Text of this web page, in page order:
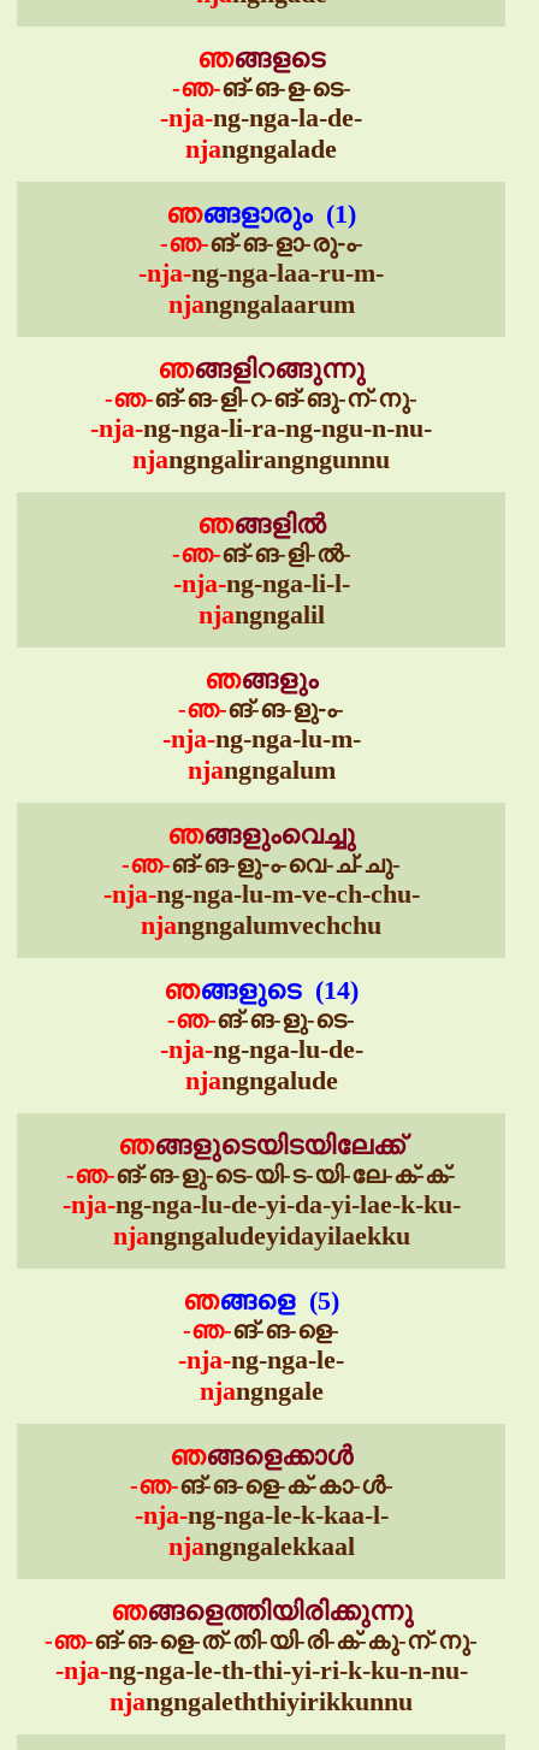
ഞങ്ങളടെ
-ഞ-ങ്-ങ-ള-ടെ-
-nja-ng-nga-la-de-
njangngalade
ഞങ്ങളാരും (1)
-ഞ-ങ്-ങ-ളാ-രു-ം-
-nja-ng-nga-laa-ru-m-
njangngalaarum
ഞങ്ങളിറങ്ങുന്നു
-ഞ-ങ്-ങ-ളി-റ-ങ്-ങു-ന്-നു-
-nja-ng-nga-li-ra-ng-ngu-n-nu-
njangngalirangngunnu
ഞങ്ങളിൽ
-ഞ-ങ്-ങ-ളി-ൽ-
-nja-ng-nga-li-l-
njangngalil
ഞങ്ങളും
-ഞ-ങ്-ങ-ളു-ം-
-nja-ng-nga-lu-m-
njangngalum
ഞങ്ങളുംവെച്ചു
-ഞ-ങ്-ങ-ളു-ം-വെ-ച്-ചു-
-nja-ng-nga-lu-m-ve-ch-chu-
njangngalumvechchu
ഞങ്ങളുടെ (14)
-ഞ-ങ്-ങ-ളു-ടെ-
-nja-ng-nga-lu-de-
njangngalude
ഞങ്ങളുടെയിടയിലേക്ക്
-ഞ-ങ്-ങ-ളു-ടെ-യി-ട-യി-ലേ-ക്-ക്-
-nja-ng-nga-lu-de-yi-da-yi-lae-k-ku-
njangngaludeyidayilaekku
ഞങ്ങളെ (5)
-ഞ-ങ്-ങ-ളെ-
-nja-ng-nga-le-
njangngale
ഞങ്ങളെക്കാൾ
-ഞ-ങ്-ങ-ളെ-ക്-കാ-ൾ-
-nja-ng-nga-le-k-kaa-l-
njangngalekkaal
ഞങ്ങളെത്തിയിരിക്കുന്നു
-ഞ-ങ്-ങ-ളെ-ത്-തി-യി-രി-ക്-കു-ന്-നു-
-nja-ng-nga-le-th-thi-yi-ri-k-ku-n-nu-
njangngaleththiyirikkunnu